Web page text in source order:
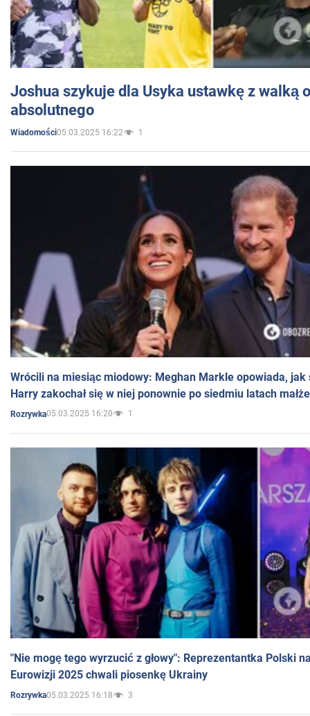
Joshua szykuje dla Usyka ustawkę z walką
absolutnego
Wiadomości05.03.2025 16:22 1
Wrócili na miesiąc miodowy: Meghan Markle opowiada, jak
Harry zakochał się w niej ponownie po siedmiu latach
Rozrywka05.03.2025 16:20 1
"Nie mogę tego wyrzucić z głowy": Reprezentantka Polski
Eurowizji 2025 chwali piosenkę Ukrainy
Rozrywka05.03.2025 16:18 3